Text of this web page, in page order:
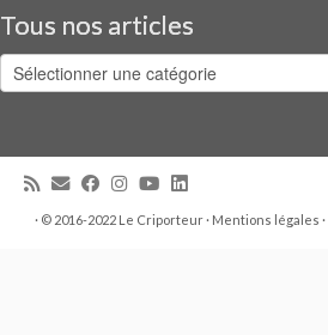
Tous nos articles
Tous
nos
· © 2016-2022 Le Criporteur · Mentions légales ·